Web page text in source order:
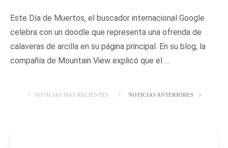
Este Día de Muertos, el buscador internacional Google
celebra con un doodle que representa una ofrenda de
calaveras de arcilla en su página principal. En su blog, la
compañía de Mountain View explicó que el …
NOTICIAS MÁS RECIENTES NOTICIAS ANTERIORES